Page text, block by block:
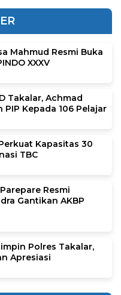
Mahmud Resmi Buka
XXXV
Takalar, Achmad
PIP Kepada 106 Pelajar
Kapasitas 30
TBC
Resmi
Gantikan AKBP
Polres Takalar,
Apresiasi